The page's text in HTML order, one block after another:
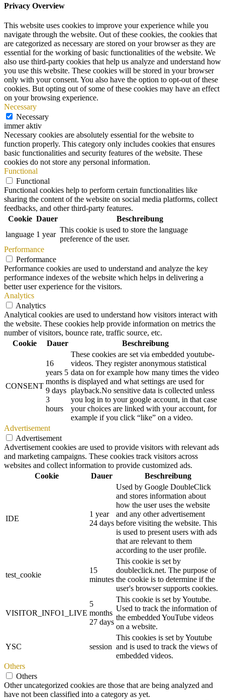
Privacy Overview
This website uses cookies to improve your experience while you
navigate through the website. Out of these cookies, the cookies that
are categorized as necessary are stored on your browser as they are
essential for the working of basic functionalities of the website. We
also use third-party cookies that help us analyze and understand how
you use this website. These cookies will be stored in your browser
only with your consent. You also have the option to opt-out of these
cookies. But opting out of some of these cookies may have an effect
on your browsing experience.
Necessary
Necessary
immer aktiv
Necessary cookies are absolutely essential for the website to
function properly. This category only includes cookies that ensures
basic functionalities and security features of the website. These
cookies do not store any personal information.
Functional
Functional
Functional cookies help to perform certain functionalities like
sharing the content of the website on social media platforms, collect
feedbacks, and other third-party features.
Cookie Dauer
Beschreibung
language 1 year
This cookie is used to store the language
preference of the user.
Performance
Performance
Performance cookies are used to understand and analyze the key
performance indexes of the website which helps in delivering a
better user experience for the visitors.
Analytics
Analytics
Analytical cookies are used to understand how visitors interact with
the website. These cookies help provide information on metrics the
number of visitors, bounce rate, traffic source, etc.
Cookie
Dauer Beschreibung
CONSENT
16
years 5
months
9 days
3
hours
These cookies are set via embedded youtube-
videos. They register anonymous statistical
data on for example how many times the video
is displayed and what settings are used for
playback.No sensitive data is collected unless
you log in to your google account, in that case
your choices are linked with your account, for
example if you click “like” on a video.
Advertisement
Advertisement
Advertisement cookies are used to provide visitors with relevant ads
and marketing campaigns. These cookies track visitors across
websites and collect information to provide customized ads.
Cookie
Dauer Beschreibung
IDE
1 year
24 days
Used by Google DoubleClick
and stores information about
how the user uses the website
and any other advertisement
before visiting the website. This
is used to present users with ads
that are relevant to them
according to the user profile.
test_cookie
15
minutes
This cookie is set by
doubleclick.net. The purpose of
the cookie is to determine if the
user's browser supports cookies.
VISITOR_INFO1_LIVE
5
months
27 days
This cookie is set by Youtube.
Used to track the information of
the embedded YouTube videos
on a website.
YSC session
This cookies is set by Youtube
and is used to track the views of
embedded videos.
Others
Others
Other uncategorized cookies are those that are being analyzed and
have not been classified into a category as yet.